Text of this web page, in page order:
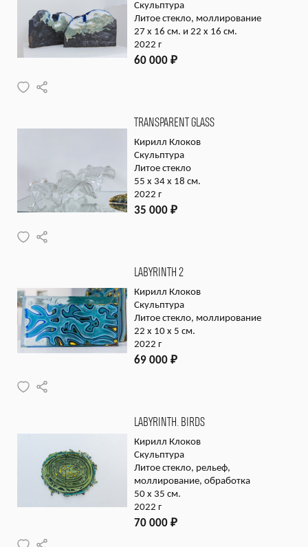
Скульптура
Литое стекло, моллирование
27 x 16 см. и 22 x 16 см.
2022 г
60 000 ₽
TRANSPARENT GLASS
Кирилл Клоков
Скульптура
Литое стекло
55 x 34 x 18 см.
2022 г
35 000 ₽
LABYRINTH 2
Кирилл Клоков
Скульптура
Литое стекло, моллирование
22 x 10 x 5 см.
2022 г
69 000 ₽
LABYRINTH. BIRDS
Кирилл Клоков
Скульптура
Литое стекло, рельеф,
моллирование, обработка
50 x 35 см.
2022 г
70 000 ₽